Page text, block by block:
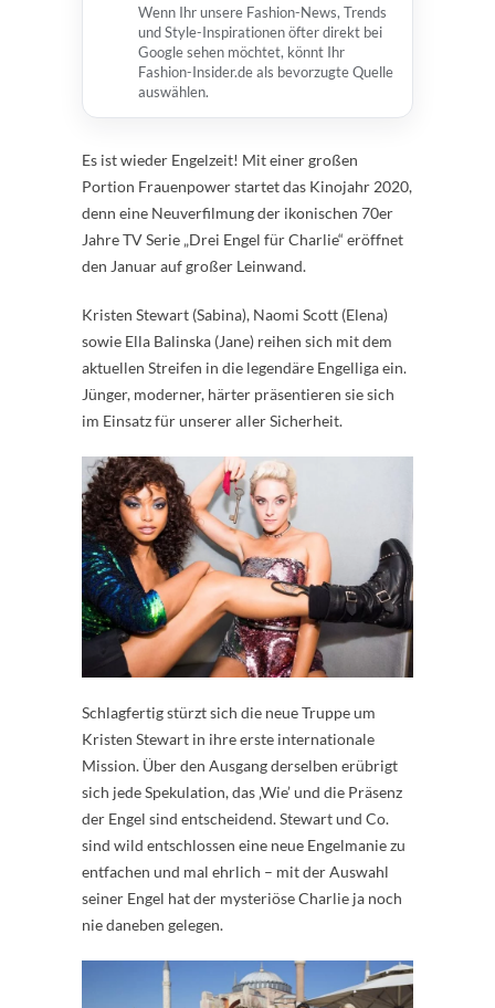
Wenn Ihr unsere Fashion-News, Trends
und Style-Inspirationen öfter direkt bei
Google sehen möchtet, könnt Ihr
Fashion-Insider.de als bevorzugte Quelle
auswählen.
Es ist wieder Engelzeit! Mit einer großen
Portion Frauenpower startet das Kinojahr 2020,
denn eine Neuverfilmung der ikonischen 70er
Jahre TV Serie „Drei Engel für Charlie“ eröffnet
den Januar auf großer Leinwand.
Kristen Stewart (Sabina), Naomi Scott (Elena)
sowie Ella Balinska (Jane) reihen sich mit dem
aktuellen Streifen in die legendäre Engelliga ein.
Jünger, moderner, härter präsentieren sie sich
im Einsatz für unserer aller Sicherheit.
Schlagfertig stürzt sich die neue Truppe um
Kristen Stewart in ihre erste internationale
Mission. Über den Ausgang derselben erübrigt
sich jede Spekulation, das ‚Wie’ und die Präsenz
der Engel sind entscheidend. Stewart und Co.
sind wild entschlossen eine neue Engelmanie zu
entfachen und mal ehrlich – mit der Auswahl
seiner Engel hat der mysteriöse Charlie ja noch
nie daneben gelegen.